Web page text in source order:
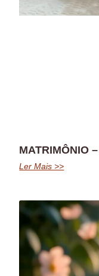
MATRIMÔNIO
Ler Mais >>